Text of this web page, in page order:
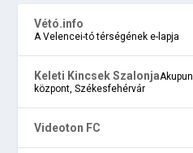
Vétó.info
A Velencei-tó térségének e-lapja
Keleti Kincsek Szalonja
központ, Székesfehérvár
Videoton FC